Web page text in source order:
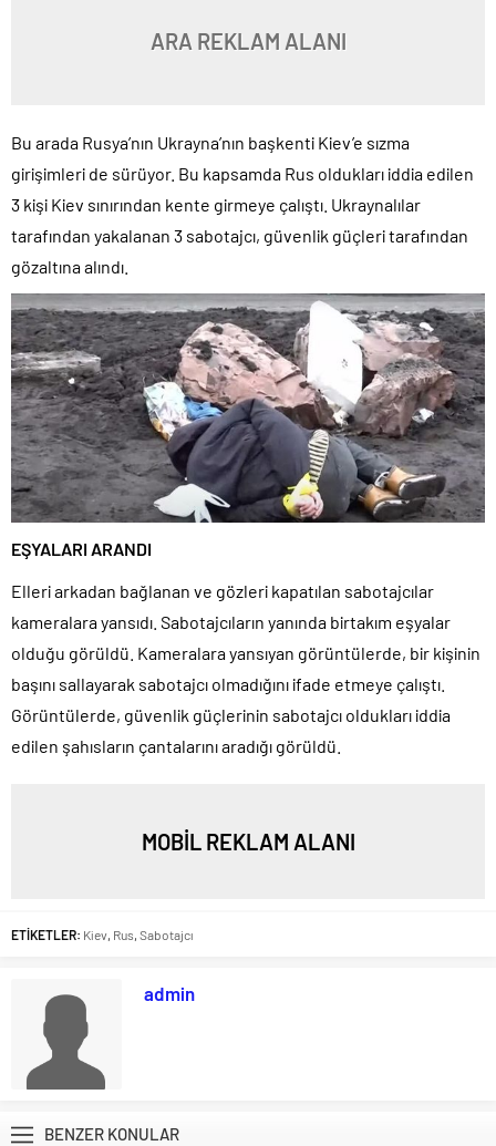
ARA REKLAM ALANI
Bu arada Rusya’nın Ukrayna’nın başkenti Kiev’e sızma
girişimleri de sürüyor. Bu kapsamda Rus oldukları iddia edilen
3 kişi Kiev sınırından kente girmeye çalıştı. Ukraynalılar
tarafından yakalanan 3 sabotajcı, güvenlik güçleri tarafından
gözaltına alındı.
EŞYALARI ARANDI
Elleri arkadan bağlanan ve gözleri kapatılan sabotajcılar
kameralara yansıdı. Sabotajcıların yanında birtakım eşyalar
olduğu görüldü. Kameralara yansıyan görüntülerde, bir kişinin
başını sallayarak sabotajcı olmadığını ifade etmeye çalıştı.
Görüntülerde, güvenlik güçlerinin sabotajcı oldukları iddia
edilen şahısların çantalarını aradığı görüldü.
MOBİL REKLAM ALANI
ETİKETLER: Kiev, Rus, Sabotajcı
admin
BENZER KONULAR